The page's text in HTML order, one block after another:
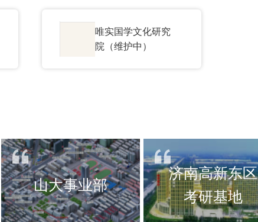
唯实国学文化研究
院（维护中）
山大事业部
济南高新东区
考研基地